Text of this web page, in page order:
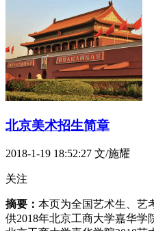
北京美术招生简章
2018-1-19 18:52:27 文/施耀
关注
摘要： 本页为全国艺术生、艺
供2018年北京工商大学嘉华学